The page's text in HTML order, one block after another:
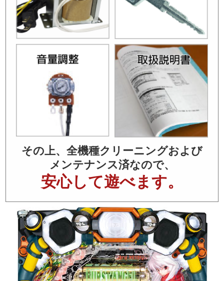
その上、全機種クリーニングおよび
メンテナンス済なので、
安心して遊べます。